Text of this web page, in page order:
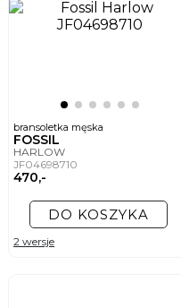
bransoletka męska
FOSSIL
HARLOW
JF04698710
470,-
DO KOSZYKA
2 wersje